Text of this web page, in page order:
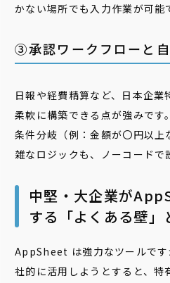
かない場所でも入力作業が可能
③承認ワークフローと
日報や経費精算など、日本企
柔軟に構築できる点が強みです
条件分岐（例：金額が〇円以
雑なロジックも、ノーコードで
中堅・大企業が
する「よくある壁」
AppSheet は強力なツールです
社的に活用しようとすると、特